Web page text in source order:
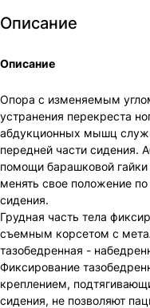
Описание
Описание
Опора с изменяемым
устранения перекреста
абдукционных мышц
передней части сидения.
помощи барашковой
менять свое положение
сидения.
Грудная часть тела
съемным корсетом с
тазобедренная -
Фиксирование
креплением,
сидения, не позволяют